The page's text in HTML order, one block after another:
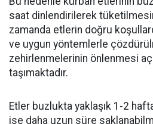
saat dinlendirilerek
zamanda etlerin doğru
ve uygun yöntemlerle
zehirlenmelerinin önlenmesi
taşımaktadır.
Etler buzlukta yaklaşık 1-2
ise daha uzun süre